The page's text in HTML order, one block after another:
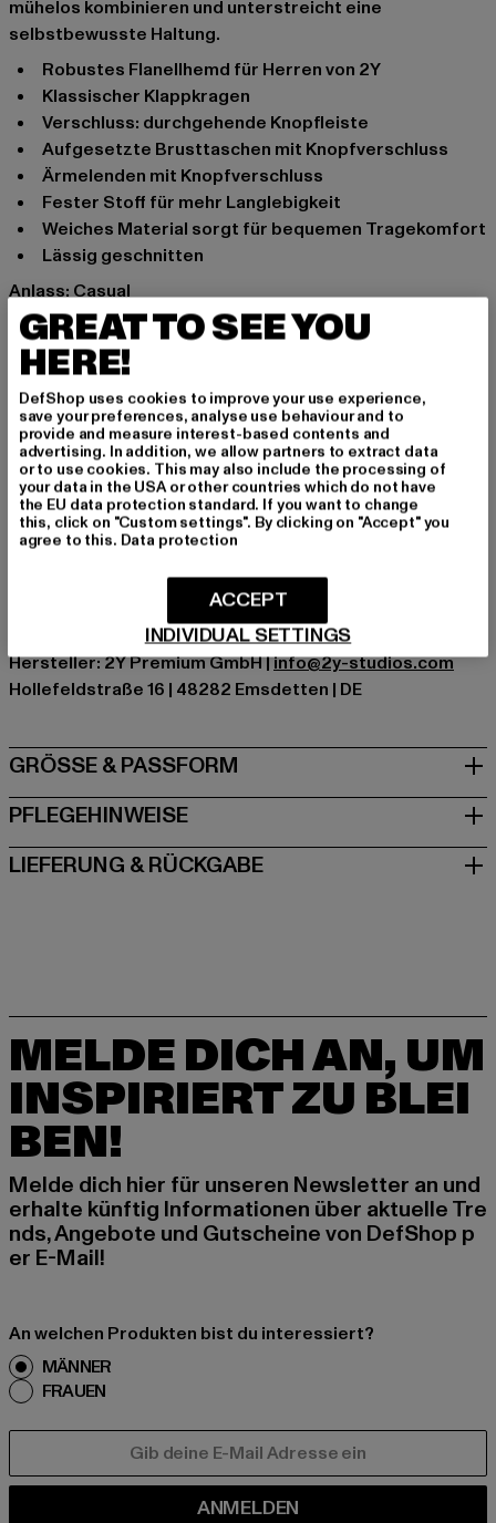
mühelos kombinieren und unterstreicht eine
selbstbewusste Haltung.
Robustes Flanellhemd für Herren von 2Y
Klassischer Klappkragen
Verschluss: durchgehende Knopfleiste
Aufgesetzte Brusttaschen mit Knopfverschluss
Ärmelenden mit Knopfverschluss
Fester Stoff für mehr Langlebigkeit
Weiches Material sorgt für bequemen Tragekomfort
Lässig geschnitten
Anlass: Casual
Funktionalität: Keine
Ausschnitt: Klappkragen
Ärmelart: Langarm
Verschlussarten: Druckknopf
Schnitt: Regular-Fit
Marke: 2Y Premium
Kat.: Hemden
Farbe: braun
Hersteller Farbe: brown
Materialzusammensetzung: 50% Baumwolle, 50%
Hersteller: 2Y Premium GmbH |info@2y-studios.com
Hollefeldstraße 16 | 48282 Emsdetten | DE
GRÖSSE & PASSFORM
PFLEGEHINWEISE
LIEFERUNG & RÜCKGABE
MELDE DICH AN, UM
INSPIRIERT ZU BLEI
BEN!
Melde dich hier für unseren Newsletter an und
erhalte künftig Informationen über aktuelle Tre
nds, Angebote und Gutscheine von DefShop p
er E-Mail!
An welchen Produkten bist du interessiert?
MÄNNER
FRAUEN
ANMELDEN
GREAT TO SEE YOU
HERE!
DefShop uses cookies to improve your use experience,
save your preferences, analyse use behaviour and to
provide and measure interest-based contents and
advertising. In addition, we allow partners to extract data
or to use cookies. This may also include the processing of
your data in the USA or other countries which do not have
the EU data protection standard. If you want to change
this, click on "Custom settings". By clicking on "Accept" you
agree to this. Data protection
INDIVIDUAL SETTINGS
ACCEPT